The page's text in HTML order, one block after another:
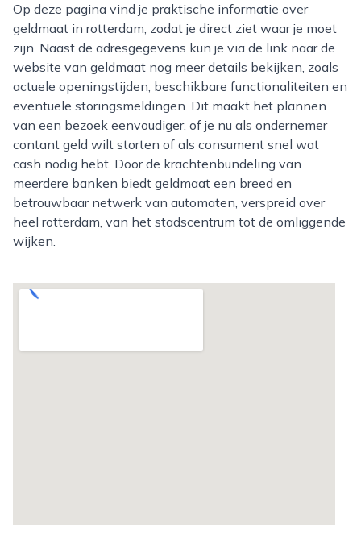
Op deze pagina vind je praktische informatie over
geldmaat in rotterdam, zodat je direct ziet waar je moet
zijn. Naast de adresgegevens kun je via de link naar de
website van geldmaat nog meer details bekijken, zoals
actuele openingstijden, beschikbare functionaliteiten en
eventuele storingsmeldingen. Dit maakt het plannen
van een bezoek eenvoudiger, of je nu als ondernemer
contant geld wilt storten of als consument snel wat
cash nodig hebt. Door de krachtenbundeling van
meerdere banken biedt geldmaat een breed en
betrouwbaar netwerk van automaten, verspreid over
heel rotterdam, van het stadscentrum tot de omliggende
wijken.